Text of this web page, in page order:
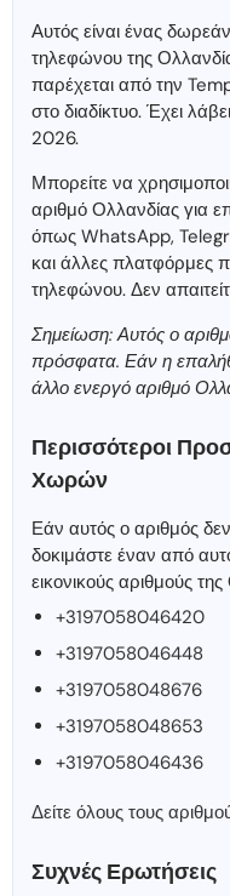
Αυτός είναι ένας
τηλεφώνου της
παρέχεται από την
στο διαδίκτυο. Έχει λάβει
2026.
Μπορείτε να
αριθμό Ολλανδίας για
όπως WhatsApp,
και άλλες πλατφόρμες
τηλεφώνου. Δεν
Σημείωση: Αυτός ο
πρόσφατα. Εάν η
άλλο ενεργό αριθμό
Περισσότεροι
Χωρών
Εάν αυτός ο αριθμός δεν
δοκιμάστε έναν από
εικονικούς αριθμούς
+3197058046420
+3197058046448
+3197058048676
+3197058048653
+3197058046436
Δείτε όλους τους
Συχνές Ερωτήσεις